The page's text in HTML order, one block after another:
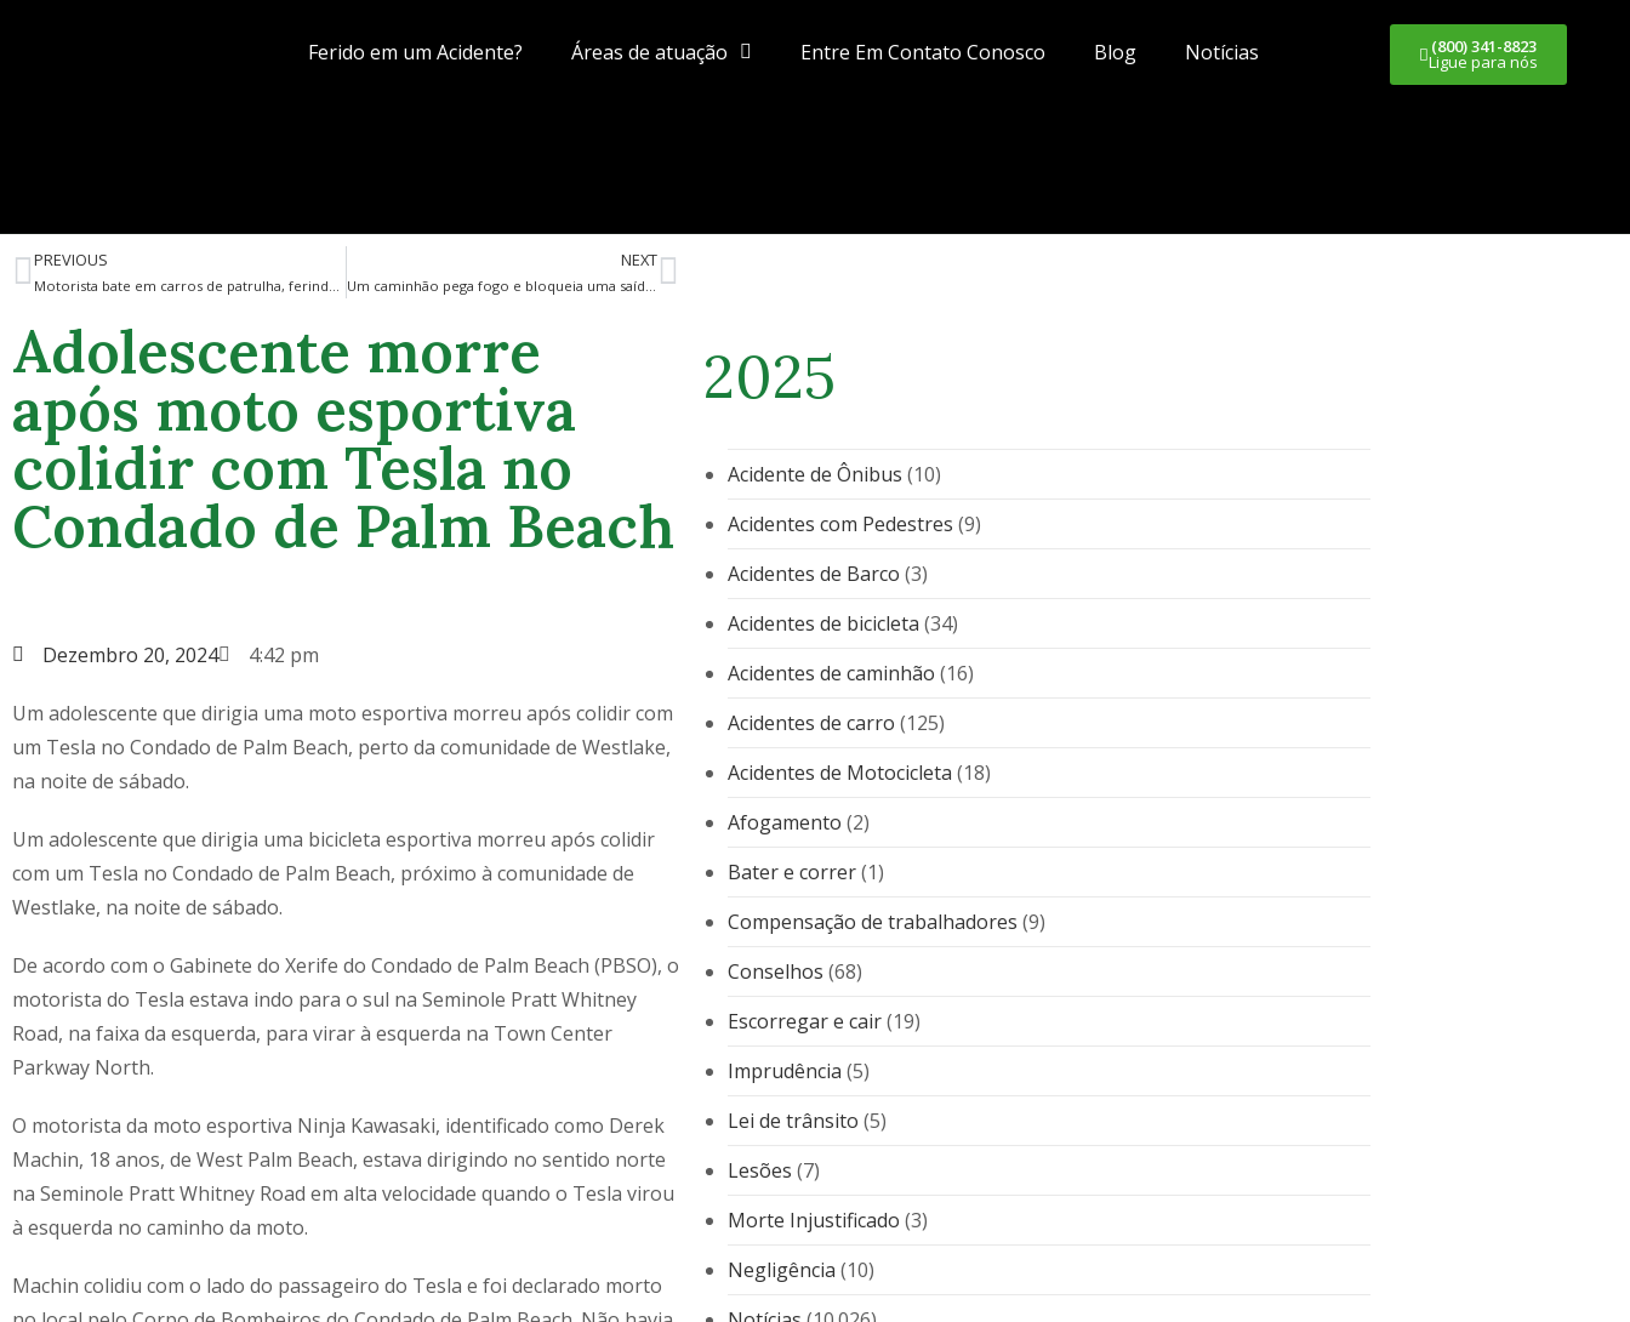
(800) 341-8823
Ligue para nós
Ferido em um Acidente? Áreas de atuação Entre Em Contato Conosco Blog Notícias
PREVIOUS
Motorista bate em carros de patrulha, ferindo três policiais no condado de St. Lucie
NEXT
Um caminhão pega fogo e bloqueia uma saída na I-75
Adolescente morre
após moto esportiva
colidir com Tesla no
Condado de Palm Beach
Dezembro 20, 2024 4:42 pm
Um adolescente que dirigia uma moto esportiva morreu após colidir com
um Tesla no Condado de Palm Beach, perto da comunidade de Westlake,
na noite de sábado.
Um adolescente que dirigia uma bicicleta esportiva morreu após colidir
com um Tesla no Condado de Palm Beach, próximo à comunidade de
Westlake, na noite de sábado.
De acordo com o Gabinete do Xerife do Condado de Palm Beach (PBSO), o
motorista do Tesla estava indo para o sul na Seminole Pratt Whitney
Road, na faixa da esquerda, para virar à esquerda na Town Center
Parkway North.
O motorista da moto esportiva Ninja Kawasaki, identificado como Derek
Machin, 18 anos, de West Palm Beach, estava dirigindo no sentido norte
na Seminole Pratt Whitney Road em alta velocidade quando o Tesla virou
à esquerda no caminho da moto.
Machin colidiu com o lado do passageiro do Tesla e foi declarado morto
2025
Acidente de Ônibus (10)
Acidentes com Pedestres (9)
Acidentes de Barco (3)
Acidentes de bicicleta (34)
Acidentes de caminhão (16)
Acidentes de carro (125)
Acidentes de Motocicleta (18)
Afogamento (2)
Bater e correr(1)
Compensação de trabalhadores (9)
Conselhos (68)
Escorregar e cair(19)
Imprudência (5)
Lei de trânsito (5)
Lesões (7)
Morte Injustificado (3)
Negligência (10)